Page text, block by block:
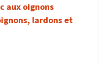
aux oignons
lardons et